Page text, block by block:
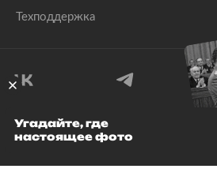
Техподдержка
© 1999–2026 Все права
Угадайте, где
настоящее фото